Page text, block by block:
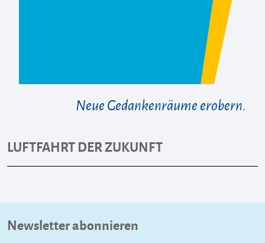
Neue Gedankenräume erobern.
LUFTFAHRT DER ZUKUNFT
Newsletter abonnieren